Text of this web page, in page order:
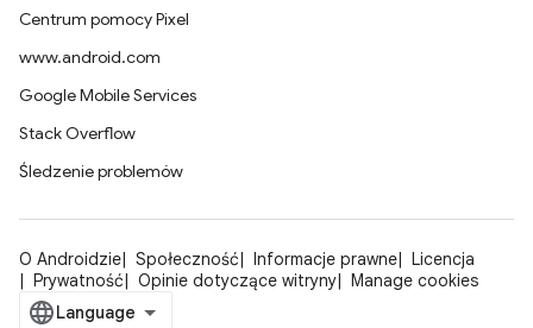
Centrum pomocy Pixel
www.android.com
Google Mobile Services
Stack Overflow
Śledzenie problemów
O Androidzie Społeczność Informacje prawne
Licencja
Prywatność
Opinie dotyczące witryny Manage cookies